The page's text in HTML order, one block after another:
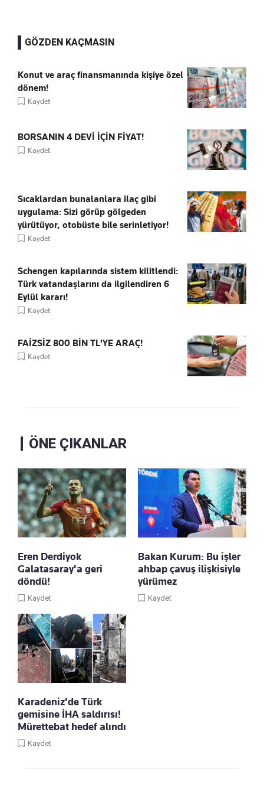
GÖZDEN KAÇMASIN
Konut ve araç finansmanında kişiye özel
dönem!
Kaydet
BORSANIN 4 DEVİ İÇİN FİYAT!
Kaydet
Sıcaklardan bunalanlara ilaç gibi
uygulama: Sizi görüp gölgeden
yürütüyor, otobüste bile serinletiyor!
Kaydet
Schengen kapılarında sistem kilitlendi:
Türk vatandaşlarını da ilgilendiren 6
Eylül kararı!
Kaydet
FAİZSİZ 800 BİN TL'YE ARAÇ!
Kaydet
ÖNE ÇIKANLAR
Eren Derdiyok
Galatasaray'a geri
döndü!
Kaydet
Bakan Kurum: Bu işler
ahbap çavuş ilişkisiyle
yürümez
Kaydet
Karadeniz'de Türk
gemisine İHA saldırısı!
Mürettebat hedef alındı
Kaydet